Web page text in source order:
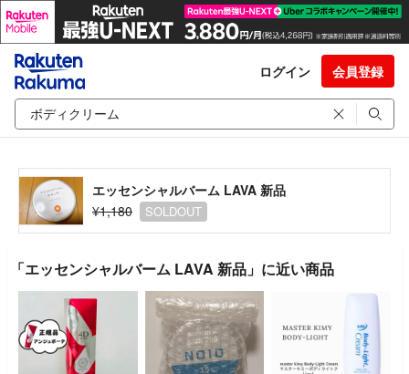
ログイン 会員登録
エッセンシャルバーム LAVA 新品
¥1,180
SOLDOUT
「エッセンシャルバーム LAVA 新品」に近い商品